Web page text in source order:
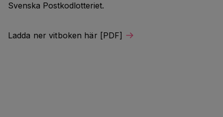
Svenska Postkodlotteriet.
Ladda ner vitboken här [PDF]